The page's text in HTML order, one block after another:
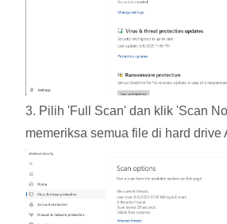
3. Pilih 'Full Scan' dan klik 'Scan
memeriksa semua file di hard drive